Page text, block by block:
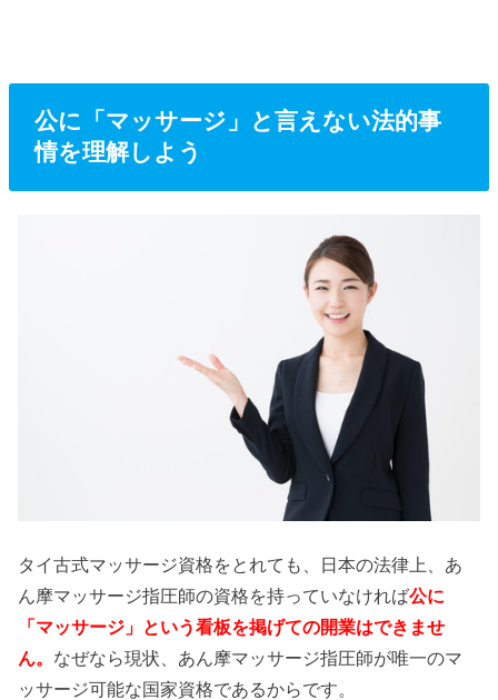
公に「マッサージ」と言えない法的事
情を理解しよう
タイ古式マッサージ資格をとれても、日本の法律上、あ
ん摩マッサージ指圧師の資格を持っていなければ公に
「マッサージ」という看板を掲げての開業はできませ
ん。 なぜなら現状、あん摩マッサージ指圧師が唯一のマ
ッサージ可能な国家資格であるからです。